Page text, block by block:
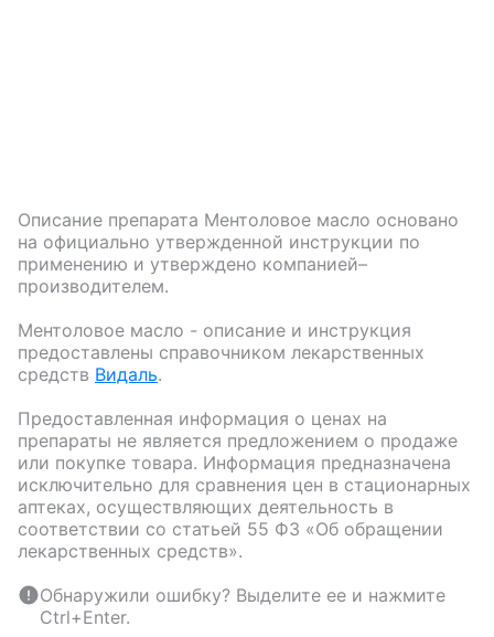
Описание препарата Ментоловое масло основано
на официально утвержденной инструкции по
применению и утверждено компанией–
производителем.
Ментоловое масло - описание и инструкция
предоставлены справочником лекарственных
средств Видаль.
Предоставленная информация о ценах на
препараты не является предложением о продаже
или покупке товара. Информация предназначена
исключительно для сравнения цен в стационарных
аптеках, осуществляющих деятельность в
соответствии со статьей 55 ФЗ «Об обращении
лекарственных средств».
Обнаружили ошибку? Выделите ее и нажмите
Ctrl+Enter.